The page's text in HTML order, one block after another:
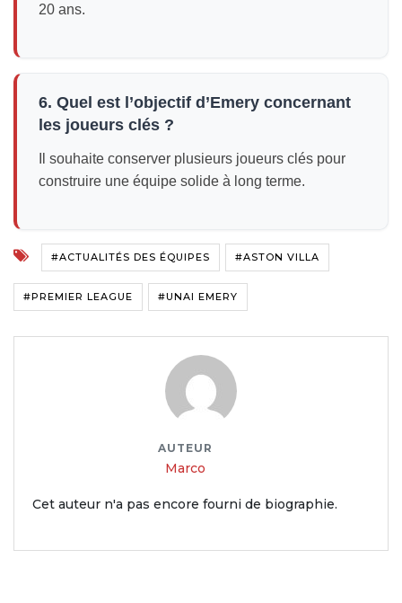
20 ans.
6. Quel est l’objectif d’Emery concernant
les joueurs clés ?
Il souhaite conserver plusieurs joueurs clés pour
construire une équipe solide à long terme.
#ACTUALITÉS DES ÉQUIPES #ASTON VILLA
#PREMIER LEAGUE #UNAI EMERY
AUTEUR
Marco
Cet auteur n'a pas encore fourni de biographie.